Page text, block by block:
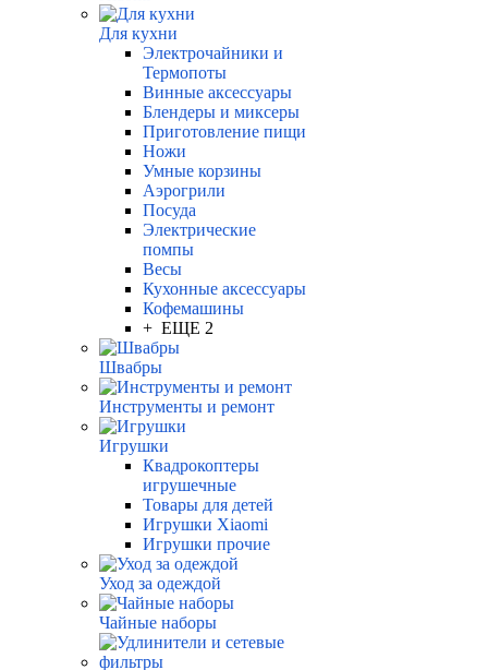
Для кухни
Электрочайники и
Термопоты
Винные аксессуары
Блендеры и миксеры
Приготовление пищи
Ножи
Умные корзины
Аэрогрили
Посуда
Электрические
помпы
Весы
Кухонные аксессуары
Кофемашины
+ ЕЩЕ 2
Швабры
Инструменты и ремонт
Игрушки
Квадрокоптеры
игрушечные
Товары для детей
Игрушки Xiaomi
Игрушки прочие
Уход за одеждой
Чайные наборы